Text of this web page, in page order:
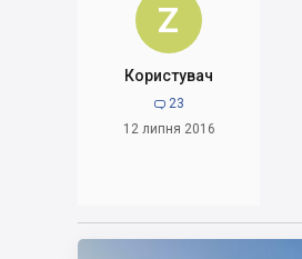
Z
Користувач
 23
12 липня 2016